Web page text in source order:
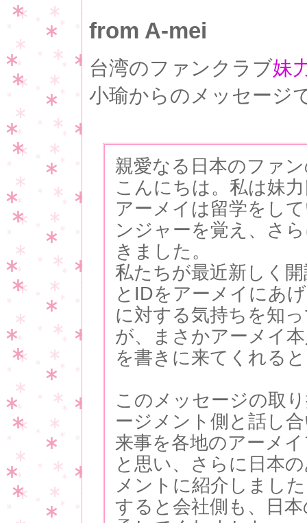
from A-mei
台湾のファンクラブ妹
小瑜からのメッセージ
親愛なる日本のファ
こんにちは。私は妹
アーメイは留学をし
ンジャーを覚え、さ
きました。
私たちが最近新しく
とIDをアーメイにあ
に対する気持ちを知
が、まさかアーメイ
を書きに来てくれる
このメッセージの取
ージメント側と話し
来事を各地のアーメ
と思い、さらに日本
メントに紹介しまし
すると会社側も、日